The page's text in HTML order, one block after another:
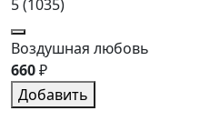
5(1035)
Воздушная любовь
660₽
Добавить